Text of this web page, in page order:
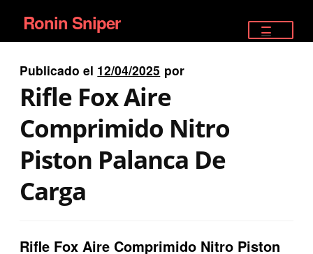
Ir
a
la
navegación
Ir
al
contenido
Ronin Sniper
EQUIPAMIENTO ÉLITE
RIFLES DEPORTIVOS
SATELITALES
Publicado el 12/04/2025 por
Rifle Fox Aire
Comprimido Nitro
Piston Palanca De
Carga
Rifle Fox Aire Comprimido Nitro Piston